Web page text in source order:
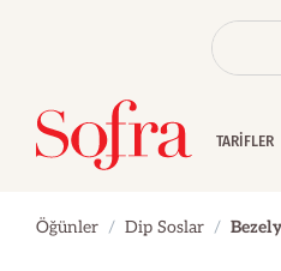
TARİFLER
Öğünler Dip Soslar